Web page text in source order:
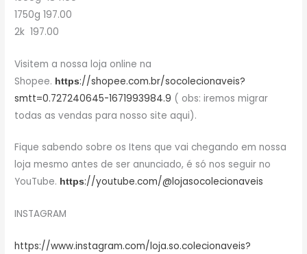
1750g 197.00
2k 197.00
Visitem a nossa loja online na
Shopee. https://shopee.com.br/socolecionaveis?
smtt=0.727240645-1671993984.9 ( obs: iremos migrar
todas as vendas para nosso site aqui).
Fique sabendo sobre os Itens que vai chegando em nossa
loja mesmo antes de ser anunciado, é só nos seguir no
YouTube. https://youtube.com/@lojasocolecionaveis
INSTAGRAM
https://www.instagram.com/loja.so.colecionaveis?